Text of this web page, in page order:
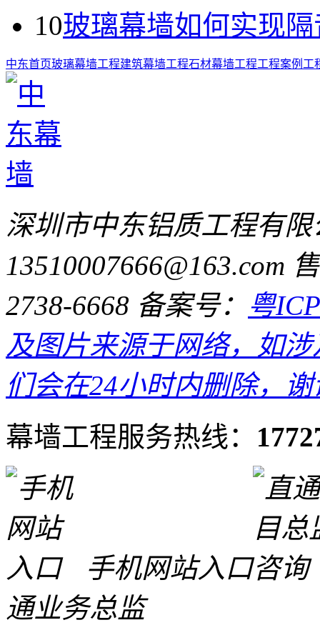
10玻璃幕墙如何实现
中东首页玻璃幕墙工程建筑幕墙工程石材幕墙工程工程案例 工
深圳市中东铝质工程有
13510007666@163.com
2738-6668 备案号： 粤
及图片来源于网络，如
们会在24小时内删除，
幕墙工程服务热线：
手机网站入口
通业务总监